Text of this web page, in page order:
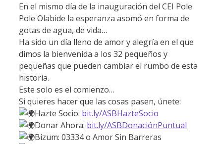
En el mismo día de la inauguración del CEI Pole
Pole Olabide la esperanza asomó en forma de
gotas de agua, de vida…
Ha sido un día lleno de amor y alegría en el que
dimos la bienvenida a los 32 pequeños y
pequeñas que pueden cambiar el rumbo de esta
historia.
Este solo es el comienzo…
Si quieres hacer que las cosas pasen, únete:
Hazte Socio: bit.ly/ASBHazteSocio
Donar Ahora: bit.ly/ASBDonaciónPuntual
Bizum: 03334 o Amor Sin Barreras